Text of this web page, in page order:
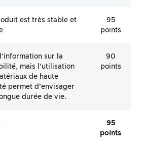
est très stable et
95
points
sur la
mais l’utilisation
de haute
permet d’envisager
durée de vie.
90
points
95
points